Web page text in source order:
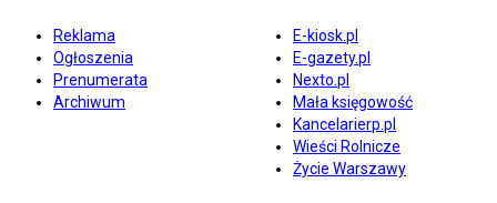
Reklama
Ogłoszenia
Prenumerata
Archiwum
E-kiosk.pl
E-gazety.pl
Nexto.pl
Mała księgowość
Kancelarierp.pl
Wieści Rolnicze
Życie Warszawy